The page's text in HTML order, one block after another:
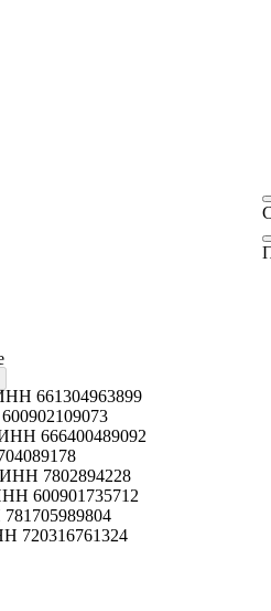
661304963899
666400489092
ИНН 7802894228
600901735712
720316761324